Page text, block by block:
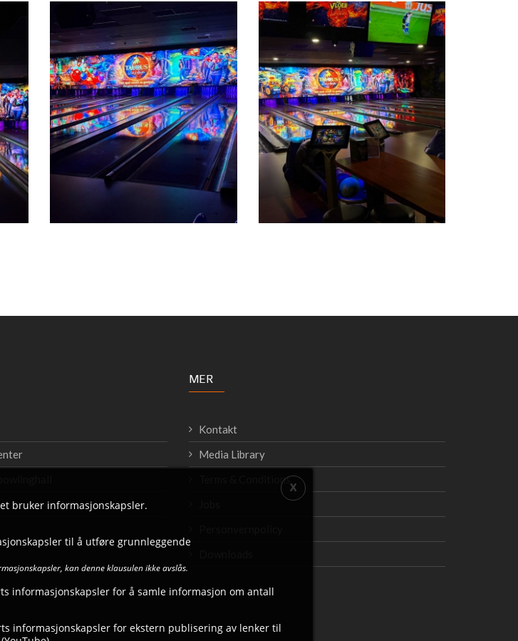
MER
Kontakt
Media Library
Terms & Conditions
bruker informasjonskapsler.
til å utføre grunnleggende
kan denne klausulen ikke avslås.
informasjonskapsler for å samle informasjon om antall
informasjonskapsler for ekstern publisering av lenker til